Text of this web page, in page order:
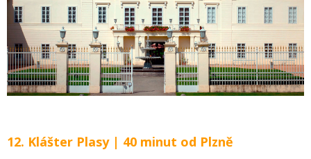
12. Klášter Plasy | 40 minut od Plzně